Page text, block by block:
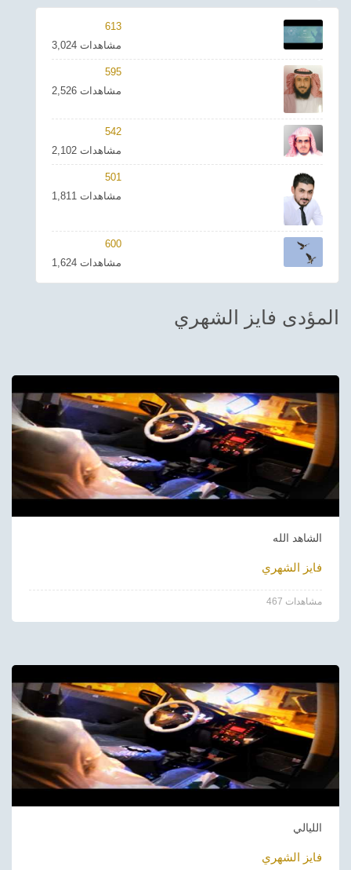
شعر
اناشيد
ادعية
احدث الفيديوهات
ترفيهي
Asian
Foreign
Sudani tones
613
3,024 مشاهدات
595
2,526 مشاهدات
542
2,102 مشاهدات
501
1,811 مشاهدات
600
1,624 مشاهدات
المؤدى فايز الشهري
الشاهد الله
فايز الشهري
467 مشاهدات
الليالي
فايز الشهري